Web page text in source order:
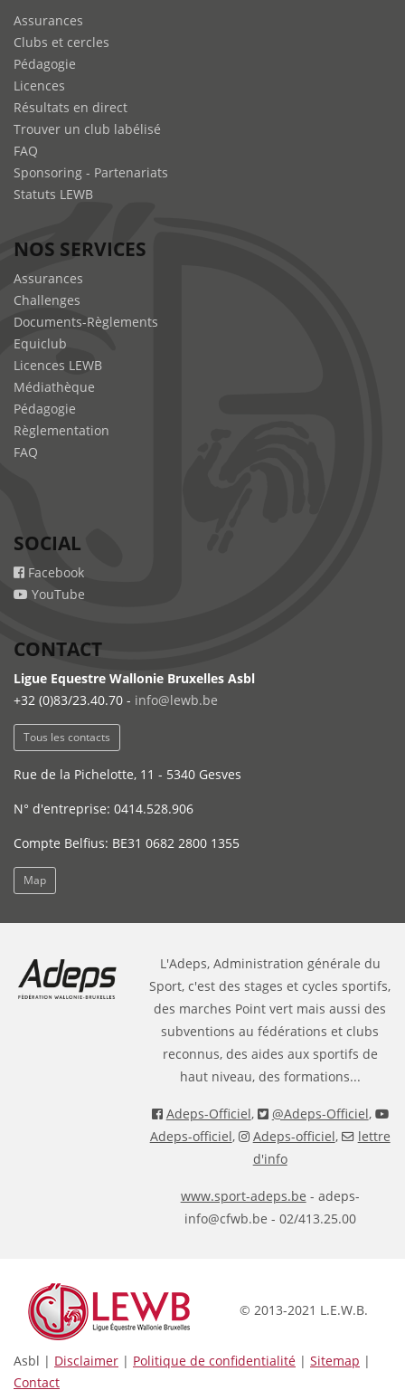
Assurances
Clubs et cercles
Pédagogie
Licences
Résultats en direct
Trouver un club labélisé
FAQ
Sponsoring - Partenariats
Statuts LEWB
NOS SERVICES
Assurances
Challenges
Documents-Règlements
Equiclub
Licences LEWB
Médiathèque
Pédagogie
Règlementation
FAQ
SOCIAL
Facebook
YouTube
CONTACT
Ligue Equestre Wallonie Bruxelles Asbl
+32 (0)83/23.40.70 - info@lewb.be
Tous les contacts
Rue de la Pichelotte, 11 - 5340 Gesves
N° d'entreprise: 0414.528.906
Compte Belfius: BE31 0682 2800 1355
Map
L'Adeps, Administration générale du
Sport, c'est des stages et cycles sportifs,
des marches Point vert mais aussi des
subventions au fédérations et clubs
reconnus, des aides aux sportifs de
haut niveau, des formations...
Adeps-Officiel, @Adeps-Officiel,
Adeps-officiel, Adeps-officiel,
lettre
d'info
www.sport-adeps.be - adeps-
info@cfwb.be - 02/413.25.00
© 2013-2021 L.E.W.B.
Asbl | Disclaimer | Politique de confidentialité | Sitemap |
Contact